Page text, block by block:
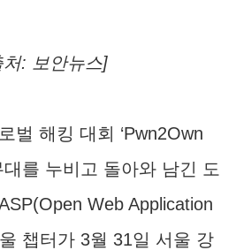
: 보안뉴스]
벌 해킹 대회 ‘Pwn2Own
대를 누비고 돌아와 남긴 도
Web Application
챕터가 3월 31일 서울 강